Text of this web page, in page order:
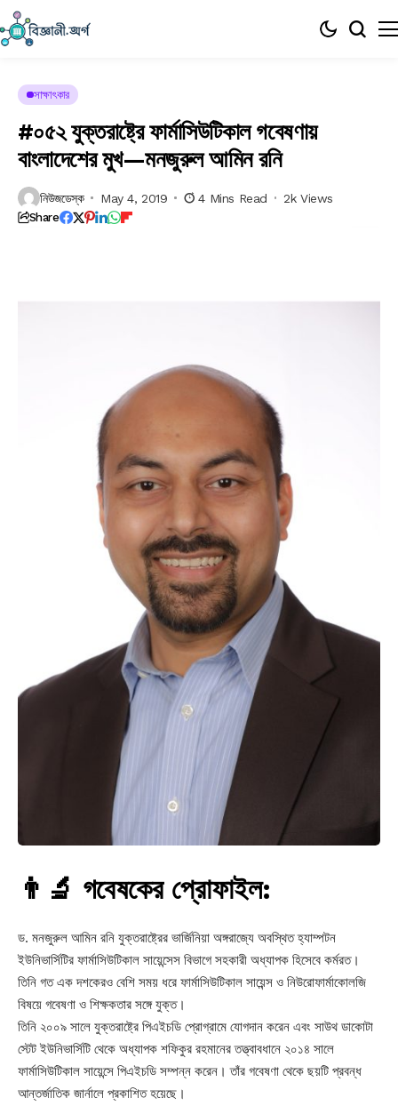
সাক্ষাৎকার
#০৫২ যুক্তরাষ্ট্রে ফার্মাসিউটিকাল গবেষণায়
বাংলাদেশের মুখ—মনজুরুল আমিন রনি
নিউজডেস্ক May 4, 2019 4 Mins Read 2k Views
Share
👨‍🔬 গবেষকের প্রোফাইল:
ড. মনজুরুল আমিন রনি যুক্তরাষ্ট্রের ভার্জিনিয়া অঙ্গরাজ্যে অবস্থিত হ্যাম্পটন
ইউনিভার্সিটির ফার্মাসিউটিকাল সায়েন্সেস বিভাগে সহকারী অধ্যাপক হিসেবে কর্মরত।
তিনি গত এক দশকেরও বেশি সময় ধরে ফার্মাসিউটিকাল সায়েন্স ও নিউরোফার্মাকোলজি
বিষয়ে গবেষণা ও শিক্ষকতার সঙ্গে যুক্ত।
তিনি ২০০৯ সালে যুক্তরাষ্ট্রে পিএইচডি প্রোগ্রামে যোগদান করেন এবং সাউথ ডাকোটা
স্টেট ইউনিভার্সিটি থেকে অধ্যাপক শফিকুর রহমানের তত্ত্বাবধানে ২০১৪ সালে
ফার্মাসিউটিকাল সায়েন্সে পিএইচডি সম্পন্ন করেন। তাঁর গবেষণা থেকে ছয়টি প্রবন্ধ
আন্তর্জাতিক জার্নালে প্রকাশিত হয়েছে।